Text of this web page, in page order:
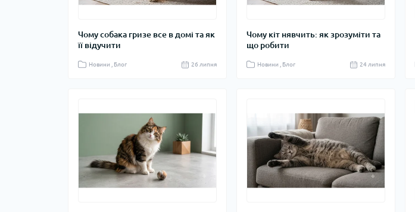
Чому собака гризе все в домі та як
її відучити
Новини , Блог 26 липня
Чому кіт нявчить: як зрозуміти та
що робити
Новини , Блог 24 липня